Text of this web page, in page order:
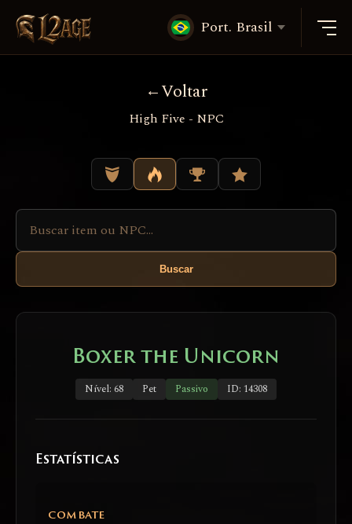
Port. Brasil
Voltar
High Five - NPC
Buscar
Boxer the Unicorn
Nível: 68 Pet Passivo ID: 14308
Estatísticas
COMBATE